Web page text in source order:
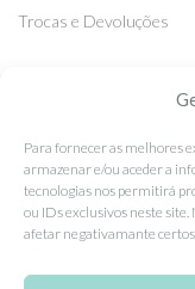
Para fornecer as melhores
armazenar e/ou aceder a
tecnologias nos permitirá
ou IDs exclusivos neste
afetar negativamante
Trocas e Devoluções
Facebook
Instagram
Pinterest